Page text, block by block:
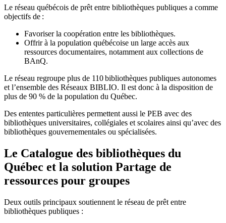
Le réseau québécois de prêt entre bibliothèques publiques a comme
objectifs de :
Favoriser la coopération entre les bibliothèques.
Offrir à la population québécoise un large accès aux
ressources documentaires, notamment aux collections de
BAnQ.
Le réseau regroupe plus de 110bibliothèques publiques autonomes
et l’ensemble des Réseaux BIBLIO. Il est donc à la disposition de
plus de 90 % de la population du Québec.
Des ententes particulières permettent aussi le PEB avec des
bibliothèques universitaires, collégiales et scolaires ainsi qu’avec des
bibliothèques gouvernementales ou spécialisées.
Le Catalogue des bibliothèques du
Québec et la solution Partage de
ressources pour groupes
Deux outils principaux soutiennent le réseau de prêt entre
bibliothèques publiques :